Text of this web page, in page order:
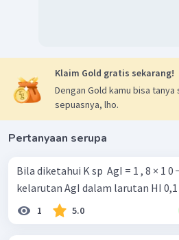
Klaim Gold gratis sekarang!
Dengan Gold kamu bisa tanya
sepuasnya, lho.
Pertanyaan serupa
Bila diketahui K sp ​ AgI = 1 , 8 × 1 0
kelarutan AgI dalam larutan HI 0,1
1 5.0